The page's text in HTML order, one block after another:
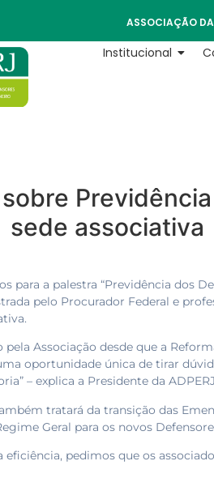
ASSOCIAÇÃO
Institucional
sobre
sede associativa
para a palestra “Previdência dos
pelo Procurador Federal e
Associação desde que a
oportunidade única de tirar
– explica a Presidente da
tratará da transição das
Geral para os novos
pedimos que os